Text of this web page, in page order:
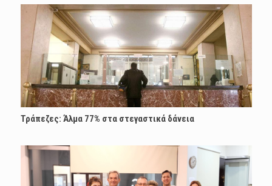
Τράπεζες: Άλμα 77% στα στεγαστικά δάνεια